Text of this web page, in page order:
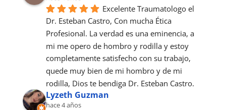
Excelente Traumatologo el
Dr. Esteban Castro, Con mucha Ética
Profesional. La verdad es una eminencia, a
mi me opero de hombro y rodilla y estoy
completamente satisfecho con su trabajo,
quede muy bien de mi hombro y de mi
rodilla, Dios te bendiga Dr. Esteban Castro.
Lyzeth Guzman
hace 4 años